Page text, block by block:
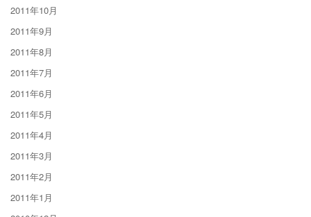
2011年10月
2011年9月
2011年8月
2011年7月
2011年6月
2011年5月
2011年4月
2011年3月
2011年2月
2011年1月